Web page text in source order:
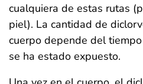
cualquiera de estas rutas
piel). La cantidad de
cuerpo depende del
se ha estado expuesto.